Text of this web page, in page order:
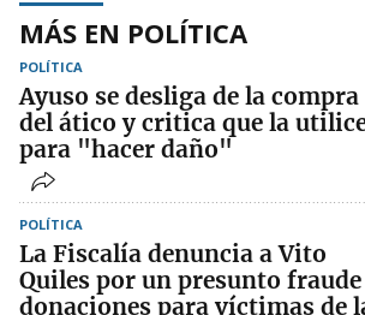
MÁS EN POLÍTICA
POLÍTICA
Ayuso se desliga de la compra
del ático y critica que la
para "hacer daño"
POLÍTICA
La Fiscalía denuncia a Vito
Quiles por un presunto fraude
donaciones para víctimas de